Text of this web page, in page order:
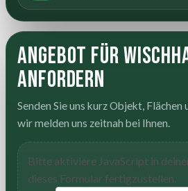
Angebot für
anfordern
Senden Sie uns kurz Objekt,
wir melden uns zeitnah bei Ihnen.
Bitte aktiviere JavaScript in
dieses Formular fertigzustellen.